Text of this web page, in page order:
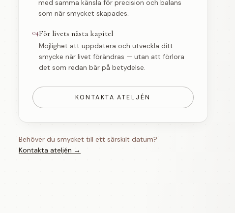
med samma känsla för precision och balans
som när smycket skapades.
04För livets nästa kapitel
Möjlighet att uppdatera och utveckla ditt
smycke när livet förändras — utan att förlora
det som redan bär på betydelse.
KONTAKTA ATELJÉN
Behöver du smycket till ett särskilt datum?
Kontakta ateljén →